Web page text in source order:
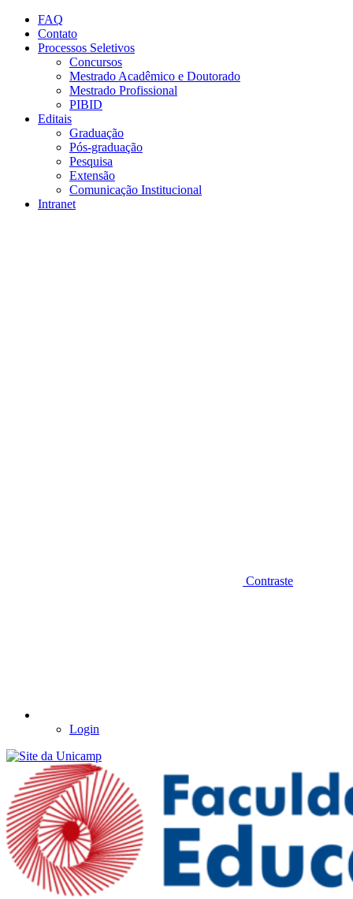
Conteúdo principal
FAQ
Contato
Processos Seletivos
Concursos
Mestrado Acadêmico e Doutorado
Mestrado Profissional
PIBID
Editais
Graduação
Pós-graduação
Pesquisa
Extensão
Comunicação Institucional
Intranet
Contraste
Login